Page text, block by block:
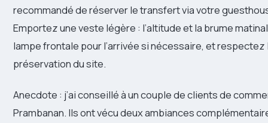
recommandé de réserver le transfert via votre
Emportez une veste légère : l’altitude et la brume
lampe frontale pour l’arrivée si nécessaire, et
préservation du site.
Anecdote : j’ai conseillé à un couple de clients de
Prambanan. Ils ont vécu deux ambiances